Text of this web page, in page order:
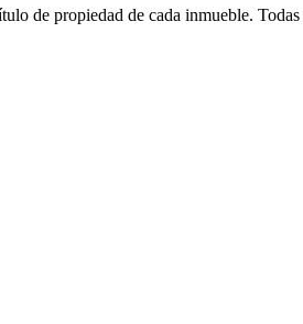
de propiedad de cada inmueble.